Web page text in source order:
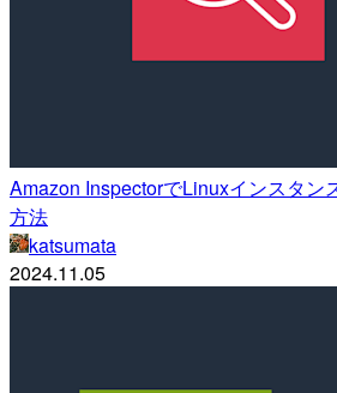
Amazon InspectorでLinuxインスタン
方法
katsumata
2024.11.05